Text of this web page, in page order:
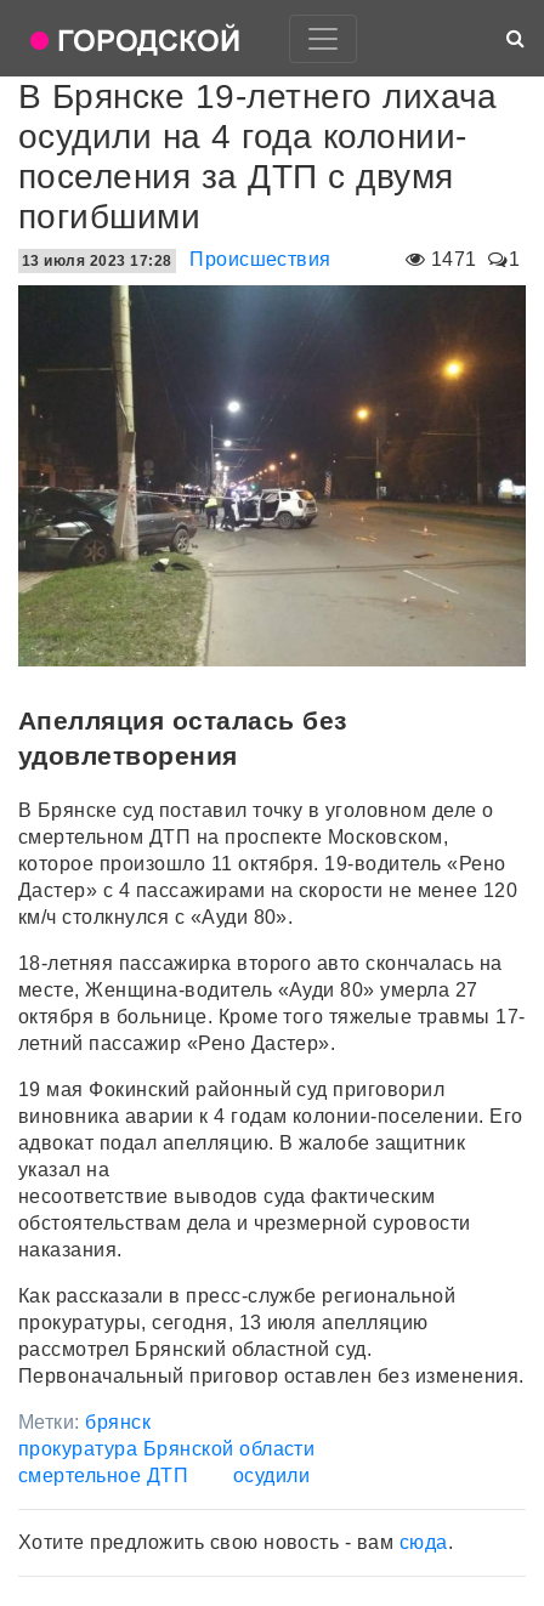
В Брянске 19-летнего лихача
осудили на 4 года колонии-
поселения за ДТП с двумя
погибшими
1471 1
13 июля 2023 17:28 Происшествия
Апелляция осталась без
удовлетворения
В Брянске суд поставил точку в уголовном деле о
смертельном ДТП на проспекте Московском,
которое произошло 11 октября. 19-водитель «Рено
Дастер» с 4 пассажирами на скорости не менее 120
км/ч столкнулся с «Ауди 80».
18-летняя пассажирка второго авто скончалась на
месте, Женщина-водитель «Ауди 80» умерла 27
октября в больнице. Кроме того тяжелые травмы 17-
летний пассажир «Рено Дастер».
19 мая Фокинский районный суд приговорил
виновника аварии к 4 годам колонии-поселении. Его
адвокат подал апелляцию. В жалобе защитник
указал на
несоответствие выводов суда фактическим
обстоятельствам дела и чрезмерной суровости
наказания.
Как рассказали в пресс-службе региональной
прокуратуры, сегодня, 13 июля апелляцию
рассмотрел Брянский областной суд.
Первоначальный приговор оставлен без изменения.
Метки: брянск
прокуратура Брянской области
смертельное ДТП
осудили
Хотите предложить свою новость - вам сюда.